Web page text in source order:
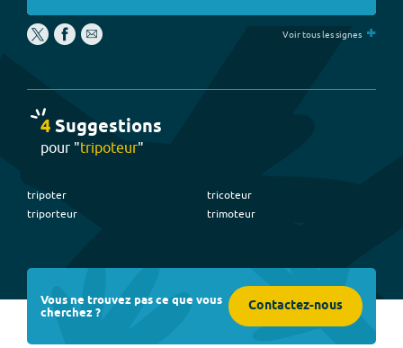
Voir tous les signes +
4Suggestions
pour "tripoteur"
tripoter
triporteur
tricoteur
trimoteur
Vous ne trouvez pas ce que vous
cherchez ? Contactez-nous